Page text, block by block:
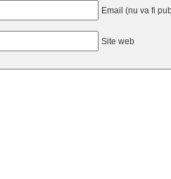
Email (nu va fi
Site web